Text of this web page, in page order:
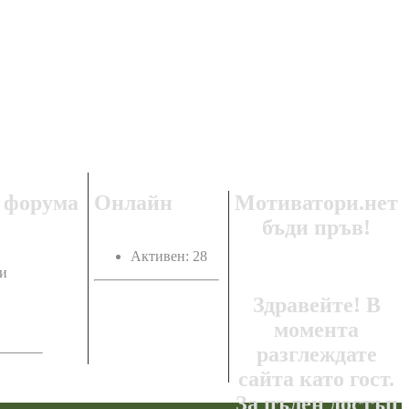
форума Онлайн
Активен: 28
Мотиватори.нет
бъди пръв!
Здравейте! В
момента
разглеждате
сайта като гост.
За пълен достъп